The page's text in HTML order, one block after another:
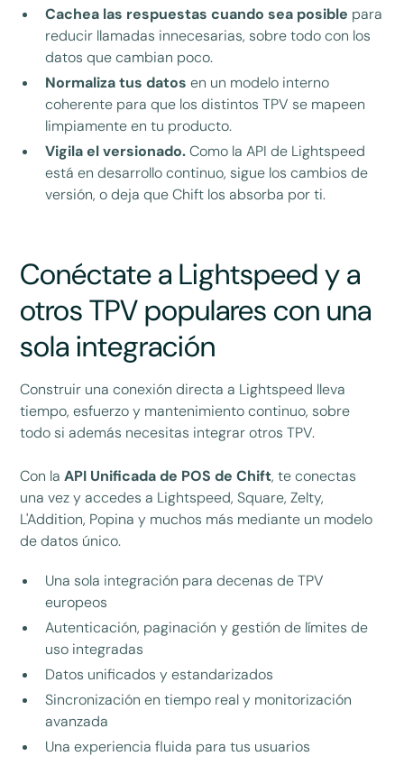
Cachea las respuestas cuando sea posible para
reducir llamadas innecesarias, sobre todo con los
datos que cambian poco.
Normaliza tus datos en un modelo interno
coherente para que los distintos TPV se mapeen
limpiamente en tu producto.
Vigila el versionado.Como la API de Lightspeed
está en desarrollo continuo, sigue los cambios de
versión, o deja que Chift los absorba por ti.
Conéctate a Lightspeed y a
otros TPV populares con una
sola integración
Construir una conexión directa a Lightspeed lleva
tiempo, esfuerzo y mantenimiento continuo, sobre
todo si además necesitas integrar otros TPV.
Con laAPI Unificada de POS de Chift, te conectas
una vez y accedes a Lightspeed, Square, Zelty,
L'Addition, Popina y muchos más mediante un modelo
de datos único.
Una sola integración para decenas de TPV
europeos
Autenticación, paginación y gestión de límites de
uso integradas
Datos unificados y estandarizados
Sincronización en tiempo real y monitorización
avanzada
Una experiencia fluida para tus usuarios